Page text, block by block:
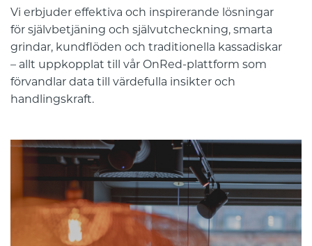
Vi erbjuder effektiva och inspirerande lösningar
för självbetjäning och självutcheckning, smarta
grindar, kundflöden och traditionella kassadiskar
– allt uppkopplat till vår OnRed-plattform som
förvandlar data till värdefulla insikter och
handlingskraft.